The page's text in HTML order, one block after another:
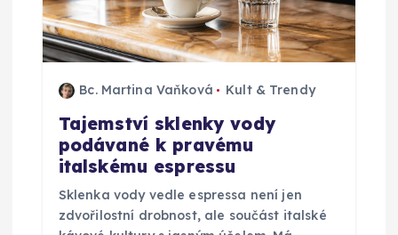
Bc. Martina Vaňková Kult & Trendy
Tajemství sklenky vody
podávané k pravému
italskému espressu
Sklenka vody vedle espressa není jen
zdvořilostní drobnost, ale součást italské